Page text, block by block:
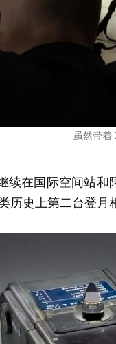
虽然带着
续在国际空间站
历史上第二台登月